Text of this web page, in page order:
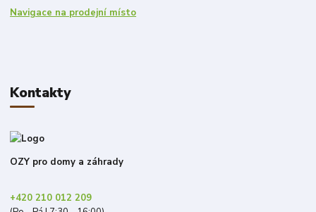
Navigace na prodejní místo
Kontakty
OZY pro domy a záhrady
+420 210 012 209